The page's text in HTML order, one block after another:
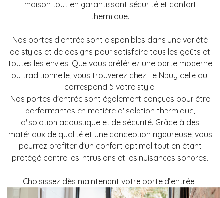
maison tout en garantissant sécurité et confort
thermique.
Nos portes d’entrée sont disponibles dans une variété
de styles et de designs pour satisfaire tous les goûts et
toutes les envies. Que vous préfériez une porte moderne
ou traditionnelle, vous trouverez chez Le Nouy celle qui
correspond à votre style.
Nos portes d'entrée sont également conçues pour être
performantes en matière d'isolation thermique,
d'isolation acoustique et de sécurité. Grâce à des
matériaux de qualité et une conception rigoureuse, vous
pourrez profiter d'un confort optimal tout en étant
protégé contre les intrusions et les nuisances sonores.
Choisissez dès maintenant votre porte d’entrée !